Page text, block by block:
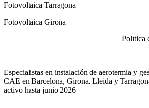
Fotovoltaica Tarragona
Fotovoltaica Girona
Política
Especialistas en instalación de aerotermia y
CAE en Barcelona, Girona, Lleida y
activo hasta junio 2026